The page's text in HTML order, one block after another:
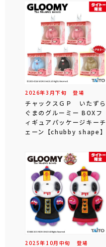
2026年3 月下旬 登場
チャックスＧＰ いたずら
ぐまのグルーミー BOXフ
ィギュアパッケージキーチ
ェーン 【chubby shape】
2025年 10月 中旬 登場